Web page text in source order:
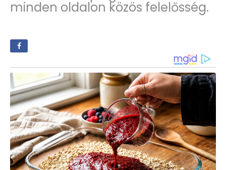
minden oldalon közös felelősség.